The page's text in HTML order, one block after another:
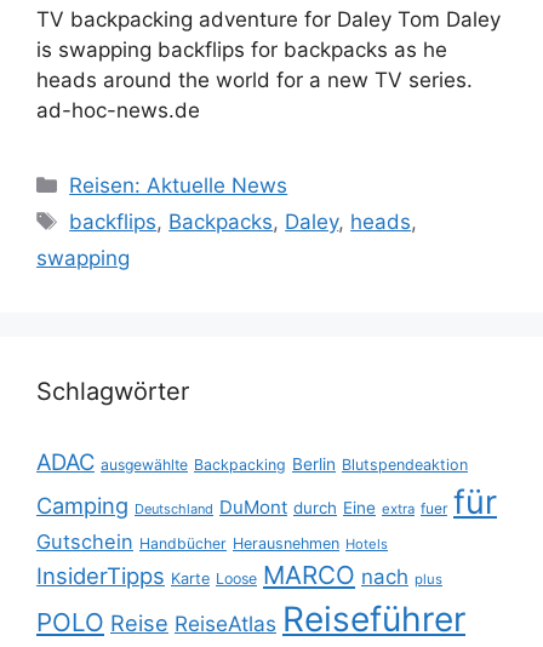
TV backpacking adventure for Daley Tom Daley
is swapping backflips for backpacks as he
heads around the world for a new TV series.
ad-hoc-news.de
Kategorien
Reisen: Aktuelle News
Schlagwörter
backflips, Backpacks, Daley, heads,
swapping
Schlagwörter
ADAC ausgewählte Backpacking Berlin Blutspendeaktion
Camping Deutschland DuMont durch Eine extra fuer für
Gutschein Handbücher Herausnehmen Hotels
InsiderTipps Karte Loose MARCO nach plus
POLO Reise ReiseAtlas Reiseführer